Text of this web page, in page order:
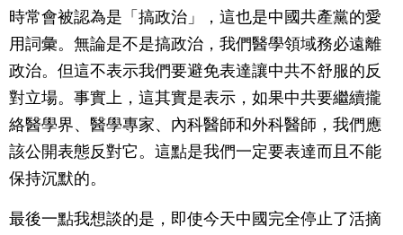
時常會被認為是「搞政治」，這也是中國共產黨的愛
用詞彙。無論是不是搞政治，我們醫學領域務必遠離
政治。但這不表示我們要避免表達讓中共不舒服的反
對立場。事實上，這其實是表示，如果中共要繼續攏
絡醫學界、醫學專家、內科醫師和外科醫師，我們應
該公開表態反對它。這點是我們一定要表達而且不能
保持沉默的。
最後一點我想談的是，即使今天中國完全停止了活摘